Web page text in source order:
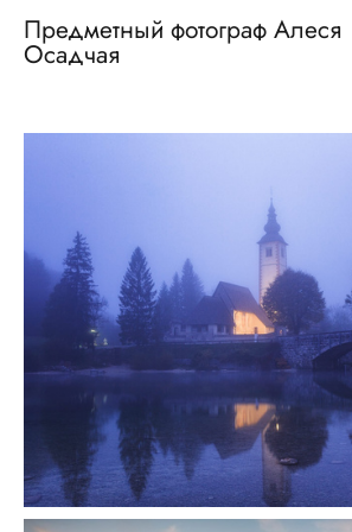
Предметный фотограф Алеся
Осадчая